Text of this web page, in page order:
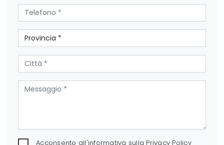
Acconsento all'informativa sulla Privacy Policy